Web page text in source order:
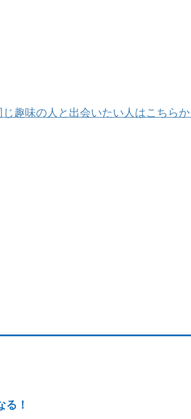
じ趣味の人と出会いたい人はこちらか
！